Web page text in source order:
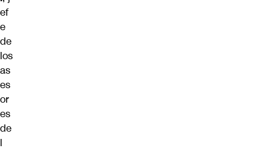
ef
e
de
los
as
es
or
es
de
l